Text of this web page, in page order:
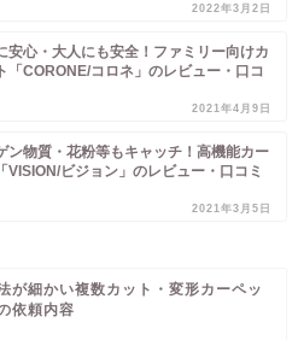
2022年3月2日
安心・大人にも安全！ファミリー向けカ
「CORONE/コロネ」のレビュー・口コ
2021年4月9日
ン物質・花粉等もキャッチ！高機能カー
VISION/ビジョン」のレビュー・口コミ
2021年3月5日
が細かい複数カット・変形カーペッ
依頼内容